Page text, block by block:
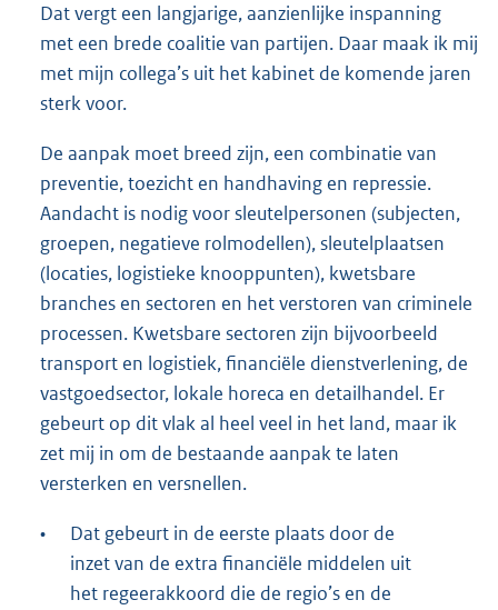
Dat vergt een langjarige, aanzienlijke inspanning
met een brede coalitie van partijen. Daar maak ik mij
met mijn collega’s uit het kabinet de komende jaren
sterk voor.
De aanpak moet breed zijn, een combinatie van
preventie, toezicht en handhaving en repressie.
Aandacht is nodig voor sleutelpersonen (subjecten,
groepen, negatieve rolmodellen), sleutelplaatsen
(locaties, logistieke knooppunten), kwetsbare
branches en sectoren en het verstoren van criminele
processen. Kwetsbare sectoren zijn bijvoorbeeld
transport en logistiek, financiële dienstverlening, de
vastgoedsector, lokale horeca en detailhandel. Er
gebeurt op dit vlak al heel veel in het land, maar ik
zet mij in om de bestaande aanpak te laten
versterken en versnellen.
•
Dat gebeurt in de eerste plaats door de
inzet van de extra financiële middelen uit
het regeerakkoord die de regio’s en de